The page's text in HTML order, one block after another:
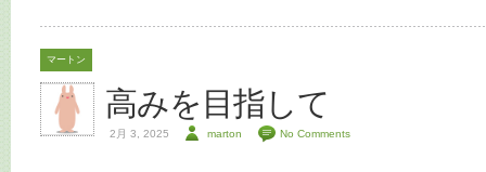
マートン
高みを目指して
2月 3, 2025 marton No Comments